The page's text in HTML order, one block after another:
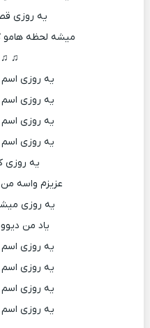
یه روزی
میشه لحظه هامو
♫
یه روزی اسم
یه روزی اسم
یه روزی اسم
یه روزی اسم
یه روزی
عزیزم واسه
یه روزی
یاد من
یه روزی اسم
یه روزی اسم
یه روزی اسم
یه روزی اسم